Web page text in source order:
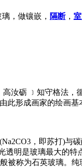
，做镶嵌， 隔断，
汝砺 ﹞知守格法，
此形成画家的绘画基
，即苏打)与
透明是玻璃最大的
被称为石英玻璃。